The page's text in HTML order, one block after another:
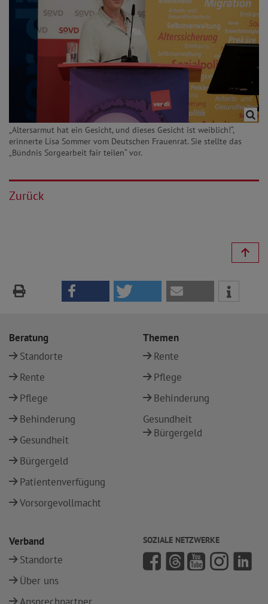
„Altersarmut hat ein Gesicht, und dieses Gesicht ist weiblich!“,
erinnerte Lisa Sommer vom Deutschen Frauenrat. Sie stellte das
„Bündnis Sorgearbeit fair teilen“ vor.
Zurück
Beratung
Standorte
Rente
Pflege
Behinderung
Gesundheit
Bürgergeld
Patientenverfügung
Vorsorgevollmacht
Themen
Rente
Pflege
Behinderung
Gesundheit
Bürgergeld
Verband
Standorte
Über uns
SOZIALE NETZWERKE